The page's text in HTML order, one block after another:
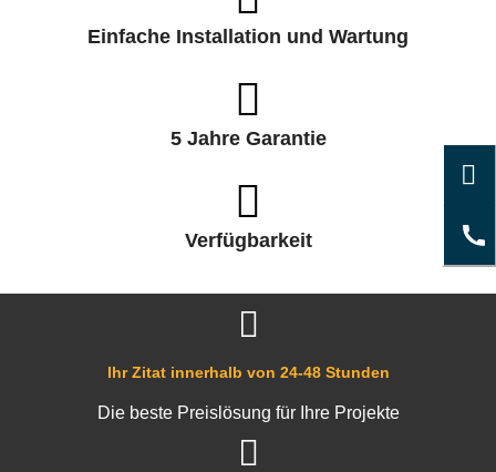
Einfache Installation und Wartung
5 Jahre Garantie
Verfügbarkeit
Ihr Zitat innerhalb von 24-48 Stunden
Die beste Preislösung für Ihre Projekte